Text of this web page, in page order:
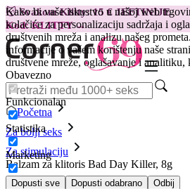
Kako bi vaše iskustvo u našoj web
kolačiće za personalizaciju sadržaja i
društvenih mreža i analizu našeg
informacije o vašem korištenju naše
društvene mreže, oglašavanje i
Obavezno
Funkcionalan
Statistika
Marketing
Dopusti sve Dopusti odabrano Odbij
😽Svakom Klitty: 15 € JEFTINIJE
Kod: KLITTY →
Početna
Za bolji seks
Za stimulaciju
Balzam za klitoris Bad Day Killer, 8g